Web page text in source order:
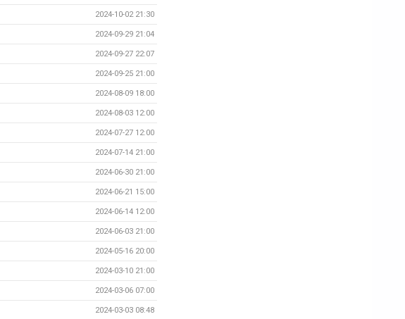
2024-10-02 21:30
2024-09-29 21:04
2024-09-27 22:07
2024-09-25 21:00
2024-08-09 18:00
2024-08-03 12:00
2024-07-27 12:00
2024-07-14 21:00
2024-06-30 21:00
2024-06-21 15:00
2024-06-14 12:00
2024-06-03 21:00
2024-05-16 20:00
2024-03-10 21:00
2024-03-06 07:00
2024-03-03 08:48